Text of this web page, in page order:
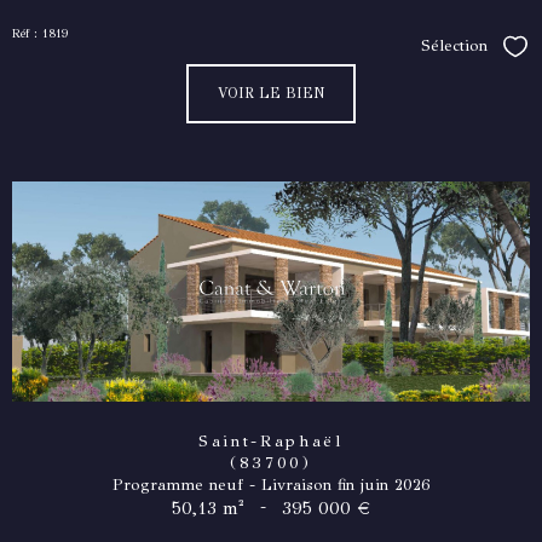
Réf : 1819
Sélection
VOIR LE BIEN
Saint-Raphaël
(83700)
Programme neuf - Livraison fin juin 2026
50,13 m² - 395 000 €